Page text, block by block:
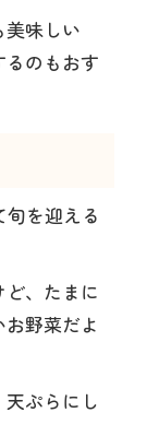
味しい
るのもおす
を迎える
、たまに
野菜だよ
ぷらにし